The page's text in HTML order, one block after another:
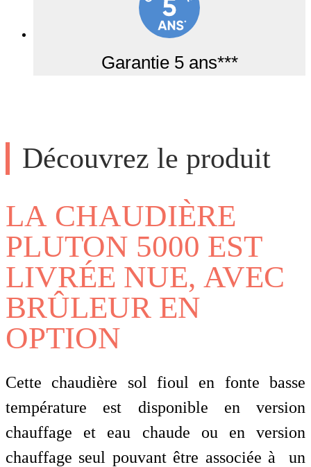
Garantie 5 ans***
Découvrez le produit
LA CHAUDIÈRE
PLUTON 5000 EST
LIVRÉE NUE, AVEC
BRÛLEUR EN
OPTION
Cette chaudière sol fioul en fonte basse
température est disponible en version
chauffage et eau chaude ou en version
chauffage seul pouvant être associée à un